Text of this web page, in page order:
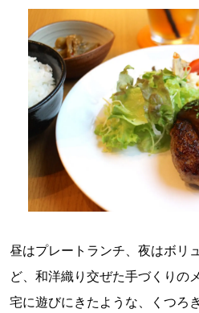
昼はプレートランチ、夜はボリ
ど、和洋織り交ぜた手づくりの
宅に遊びにきたような、くつろ